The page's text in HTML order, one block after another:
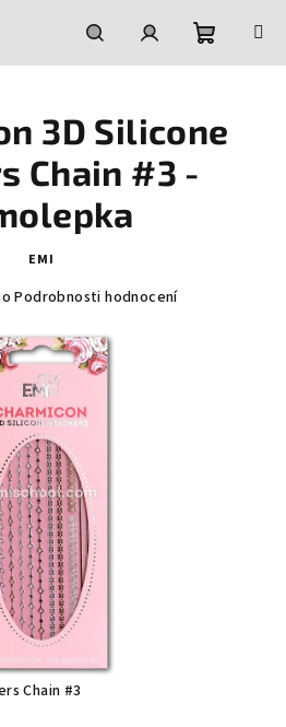
HledatPřihlášeníNákupní
košík
Chain #3
3D Silicone
Chain #3 -
EMI
Podrobnosti hodnocení